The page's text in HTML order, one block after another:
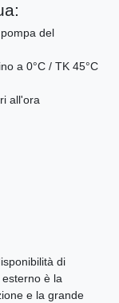
del
a 0°C / TK 45°C
all'ora
di
è la
e la grande